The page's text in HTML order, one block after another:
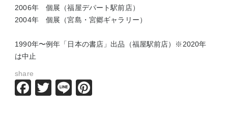
2006年 個展（福屋デパート駅前店）
2004年 個展（宮島・宮郷ギャラリー）
1990年〜例年「日本の書店」出品（福屋駅前店）※2020年
は中止
share
Facebook
Twitter
Line